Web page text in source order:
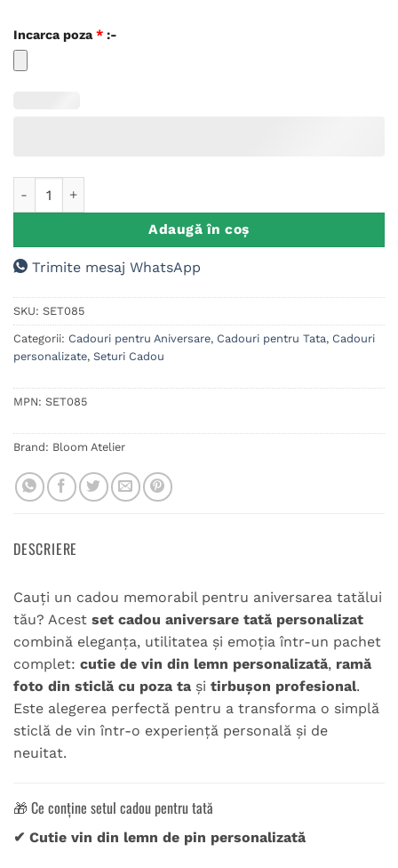
Incarca poza* :-
Adaugă în coș
Trimite mesaj WhatsApp
SKU: SET085
Categorii: Cadouri pentru Aniversare, Cadouri pentru Tata, Cadouri
personalizate, Seturi Cadou
MPN: SET085
Brand: Bloom Atelier
DESCRIERE
Cauți un cadou memorabil pentru aniversarea tatălui
tău? Acest set cadou aniversare tată personalizat
combină eleganța, utilitatea și emoția într-un pachet
complet: cutie de vin din lemn personalizată, ramă
foto din sticlă cu poza ta și tirbușon profesional.
Este alegerea perfectă pentru a transforma o simplă
sticlă de vin într-o experiență personală și de
neuitat.
🎁 Ce conține setul cadou pentru tată
✔ Cutie vin din lemn de pin personalizată